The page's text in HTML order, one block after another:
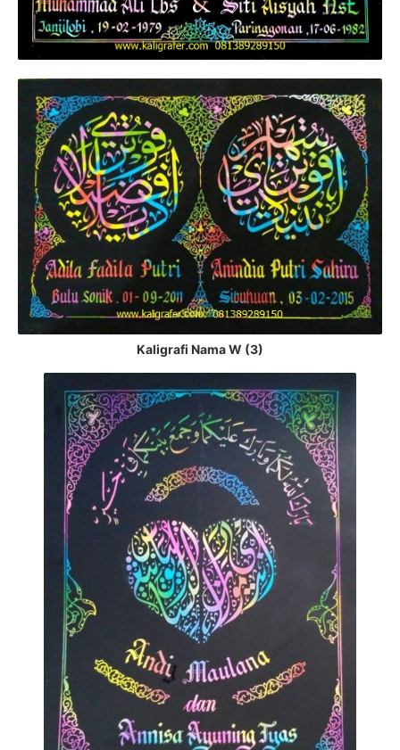
Kaligrafi Nama W (3)